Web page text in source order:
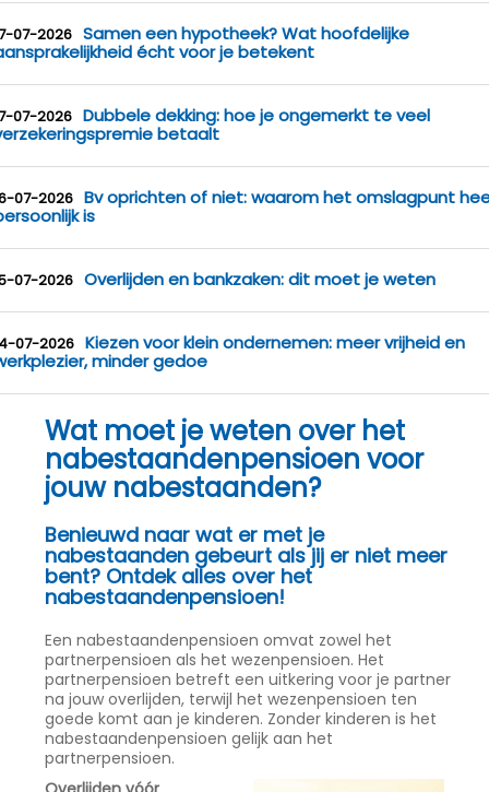
07-2026 Samen een hypotheek? Wat hoofdelijke
écht voor je betekent
07-2026 Dubbele dekking: hoe je ongemerkt te veel
betaalt
07-2026 Bv oprichten of niet: waarom het omslagpunt
is
07-2026 Overlijden en bankzaken: dit moet je weten
07-2026 Kiezen voor klein ondernemen: meer vrijheid en
minder gedoe
Wat moet je weten over het
nabestaandenpensioen voor
jouw nabestaanden?
Benieuwd naar wat er met je
nabestaanden gebeurt als jij er niet meer
bent? Ontdek alles over het
nabestaandenpensioen!
Een nabestaandenpensioen omvat zowel het
partnerpensioen als het wezenpensioen. Het
partnerpensioen betreft een uitkering voor je partner
na jouw overlijden, terwijl het wezenpensioen ten
goede komt aan je kinderen. Zonder kinderen is het
nabestaandenpensioen gelijk aan het
partnerpensioen.